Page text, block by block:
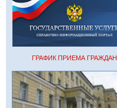
ГРАФИК ПРИЕМА ГРАЖДАН